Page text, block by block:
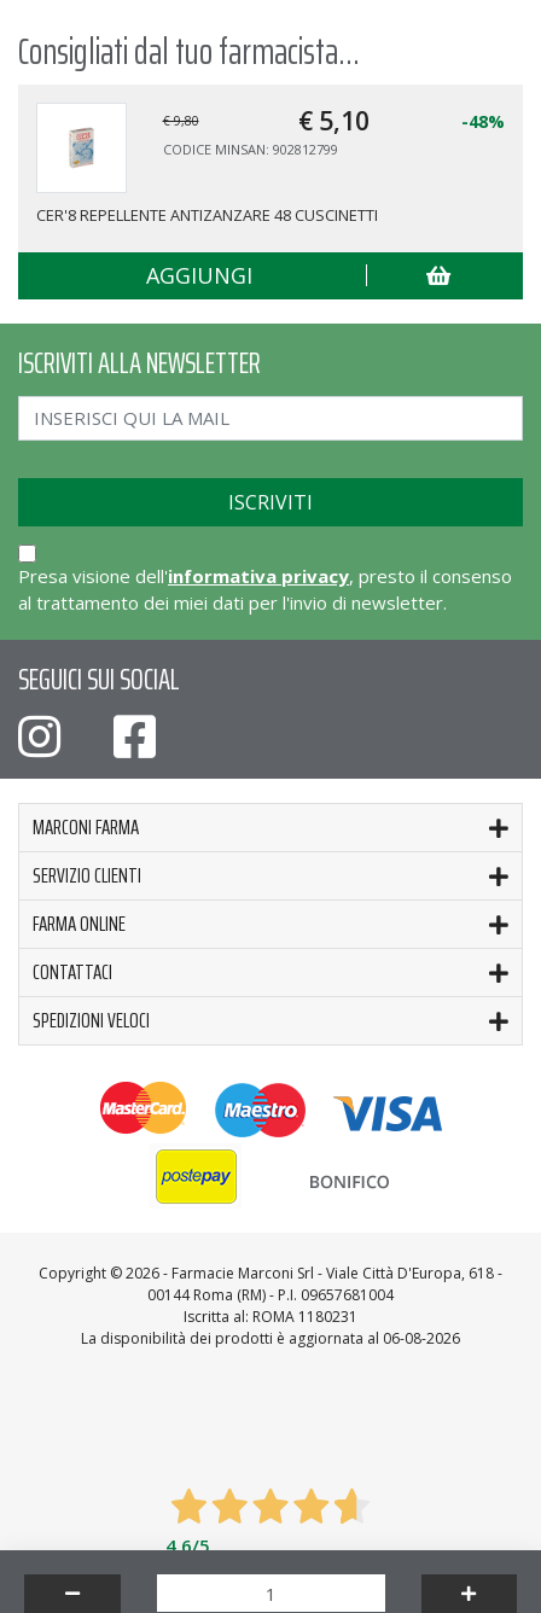
Consigliati dal tuo farmacista...
€ 9,80 € 5,10 -48%
CODICE MINSAN: 902812799
CER'8 REPELLENTE ANTIZANZARE 48 CUSCINETTI
AGGIUNGI
ISCRIVITI ALLA NEWSLETTER
Presa visione dell'informativa privacy, presto il consenso
al trattamento dei miei dati per l'invio di newsletter.
SEGUICI SUI SOCIAL
MARCONI FARMA
SERVIZIO CLIENTI
FARMA ONLINE
CONTATTACI
SPEDIZIONI VELOCI
Copyright ©2026 - Farmacie Marconi Srl - Viale Città D'Europa, 618 -
00144 Roma (RM) - P.I. 09657681004
Iscritta al: ROMA 1180231
La disponibilità dei prodotti è aggiornata al 06-08-2026
4,6/5
Feedaty4.7/5-23712feedbacks